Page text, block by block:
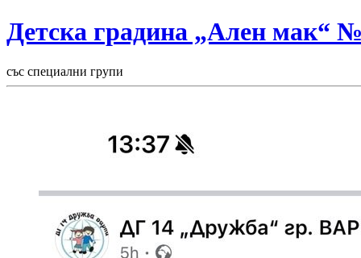
Детска градина „Ален мак“
със специални групи